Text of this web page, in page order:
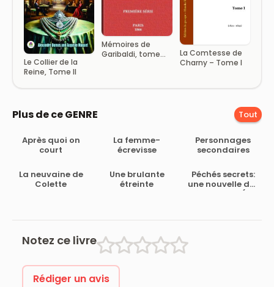
Le Collier de la
Reine, Tome II
Mémoires de
Garibaldi, tome
La Comtesse de
Charny – Tome I
Plus de ce GENRE Tout
Après quoi on
court
La femme-
écrevisse
Personnages
secondaires
La neuvaine de
Colette
Une brulante
étreinte
Péchés secrets:
une nouvelle des
Frères Byrne (Les
Notez ce livre
Rédiger un avis